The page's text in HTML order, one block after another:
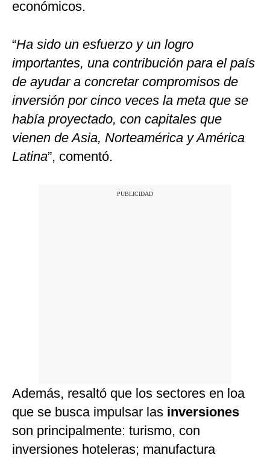
económicos.
“Ha sido un esfuerzo y un logro
importantes, una contribución para el país
de ayudar a concretar compromisos de
inversión por cinco veces la meta que se
había proyectado, con capitales que
vienen de Asia, Norteamérica y América
Latina”, comentó.
Además, resaltó que los sectores en loa
que se busca impulsar las inversiones
son principalmente: turismo, con
inversiones hoteleras; manufactura